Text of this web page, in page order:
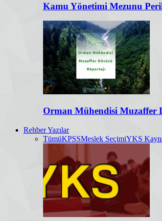
Kamu Yönetimi Mezunu
Orman Mühendisi Muzaffer
Rehber Yazılar
TümüKPSSMeslek SeçimiYKS